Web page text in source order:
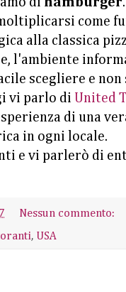
di hamburger
come
alla classica
l'ambiente
scegliere e
vi parlo di United
di una
in ogni locale.
e vi parlerò di
Nessun commento:
, USA